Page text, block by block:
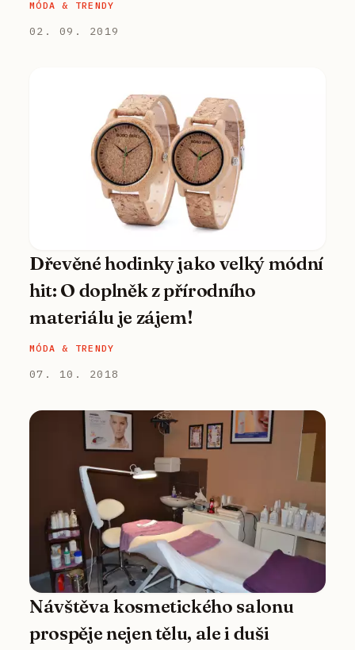
MÓDA & TRENDY
02. 09. 2019
Dřevěné hodinky jako velký módní
hit: O doplněk z přírodního
materiálu je zájem!
MÓDA & TRENDY
07. 10. 2018
Návštěva kosmetického salonu
prospěje nejen tělu, ale i duši